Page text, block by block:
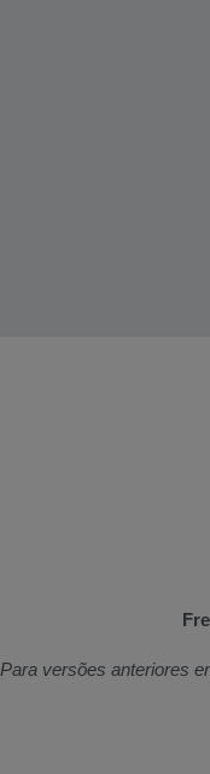
Para versões anteriores